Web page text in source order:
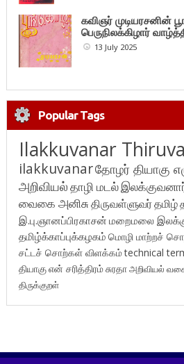
கவிஞர் முடியரசனின்
பெருநிலக்கிழார்
13 July 2025
Popular Tags
Ilakkuvanar
ilakkuvanarதோழர் தியாகு
அறிவியல்தாழி மடல்
வைகை அனிசுதிருவள்ளுவர்தமிழ்
இ.பு.ஞானப்பிரகாசன் மறைமலை
தமிழ்க்காப்புக்கழகம் மொழி மாற்றச்
சட்டச் சொற்கள் விளக்கம்technical
தியாகுஎன் சரித்திரம்சுரதாஅறிவியல்
திருக்குறள்